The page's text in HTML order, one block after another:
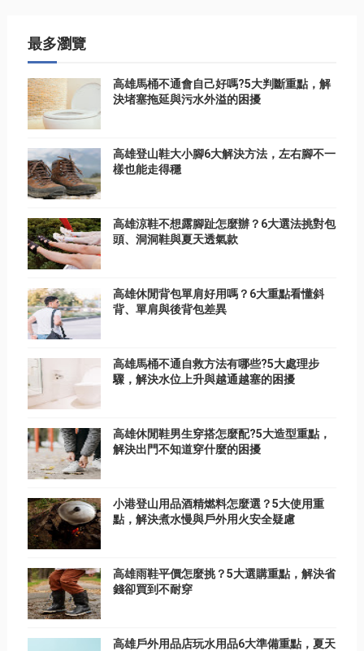
最多瀏覽
高雄馬桶不通會自己好嗎?5大判斷重點，解
決堵塞拖延與污水外溢的困擾
高雄登山鞋大小腳6大解決方法，左右腳不一
樣也能走得穩
高雄涼鞋不想露腳趾怎麼辦？6大選法挑對包
頭、洞洞鞋與夏天透氣款
高雄休閒背包單肩好用嗎？6大重點看懂斜
背、單肩與後背包差異
高雄馬桶不通自救方法有哪些?5大處理步
驟，解決水位上升與越通越塞的困擾
高雄休閒鞋男生穿搭怎麼配?5大造型重點，
解決出門不知道穿什麼的困擾
小港登山用品酒精燃料怎麼選？5大使用重
點，解決煮水慢與戶外用火安全疑慮
高雄雨鞋平價怎麼挑？5大選購重點，解決省
錢卻買到不耐穿
高雄戶外用品店玩水用品6大準備重點，夏天